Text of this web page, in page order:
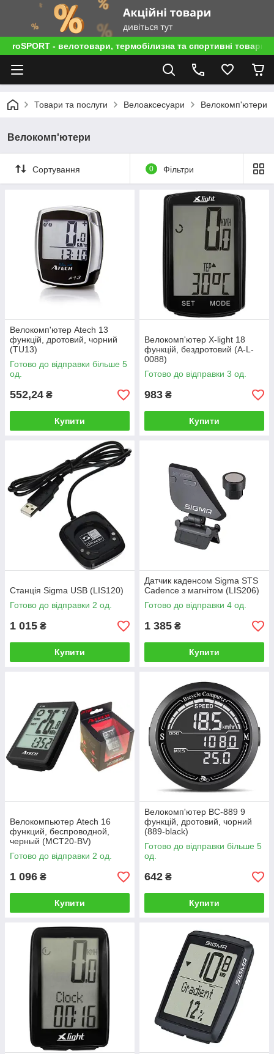
roSPORT - велотовари, термобілизна та спортивні товари
Товари та послуги Велоаксесуари Велокомп'ютери
Велокомп'ютери
Сортування 0 Фільтри
Велокомп'ютер Atech 13
функцій, дротовий, чорний
(TU13)
Готово до відправки більше 5
од.
552,24 ₴
Купити
Велокомп'ютер X-light 18
функцій, бездротовий (A-L-
0088)
Готово до відправки 3 од.
983 ₴
Купити
Станція Sigma USB (LIS120)
Готово до відправки 2 од.
1 015 ₴
Купити
Датчик каденсом Sigma STS
Cadence з магнітом (LIS206)
Готово до відправки 4 од.
1 385 ₴
Купити
Велокомпьютер Atech 16
функций, беспроводной,
черный (MCT20-BV)
Готово до відправки 2 од.
1 096 ₴
Купити
Велокомп'ютер BC-889 9
функцій, дротовий, чорний
(889-black)
Готово до відправки більше 5
од.
642 ₴
Купити